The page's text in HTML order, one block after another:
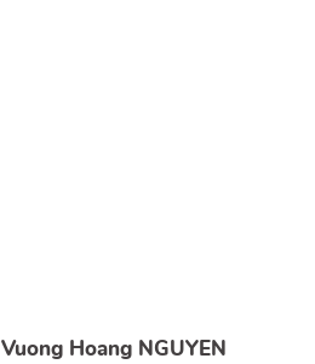
Vuong Hoang NGUYEN